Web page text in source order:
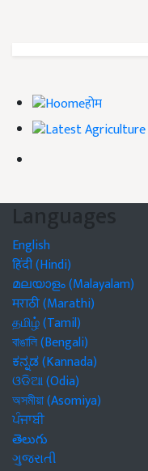
होम
Languages
English
हिंदी (Hindi)
മലയാളം (Malayalam)
मराठी (Marathi)
தமிழ் (Tamil)
বাঙালি (Bengali)
ಕನ್ನಡ (Kannada)
ଓଡିଆ (Odia)
অসমীয়া (Asomiya)
ਪੰਜਾਬੀ
తెలుగు
ગુજરાતી